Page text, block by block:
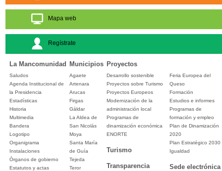
Mapa web
Regístrate
La Mancomunidad Municipios Proyectos
Saludos
Agenda Institucional de
la Presidencia
Estadísticas
Historia
Multimedia
Bandera
Logotipo
Organigrama
Instalaciones
Órganos de gobierno
Estatutos y actas
Agaete
Artenara
Arucas
Firgas
Gáldar
La Aldea de
San Nicolás
Moya
Santa María
de Guía
Tejeda
Teror
Desarrollo sostenible
Proyectos sobre Turismo
Proyectos Europeos
Modernización de la
administración local
Programas de
dinamización económica
ENORTE
Turismo
Transparencia
Feria Europea del
Queso
Formación
Estudios e informes
Programas de
formación y empleo
Plan de Dinamización
2020
Plan Estratégico 2030
Igualdad
Sede electrónica